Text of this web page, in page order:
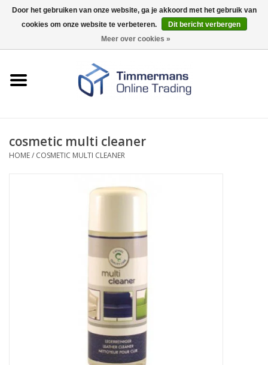
0 Artikelen - €0,00
Merken
cosmetic multi cleaner
HOME/ COSMETIC MULTI CLEANER
Door het gebruiken van onze website, ga je akkoord met het gebruik van
cookies om onze website te verbeteren.
Dit bericht verbergen
Meer over cookies »